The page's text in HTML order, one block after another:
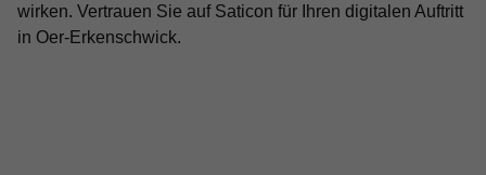
wirken. Vertrauen Sie auf Saticon für Ihren digitalen Auftritt
in Oer-Erkenschwick.